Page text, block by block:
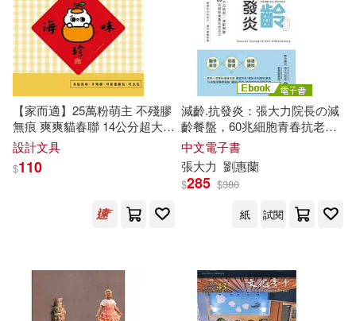
【家而適】25萬粉萌主 不殘膠
無痕 爽爽貓春聯 14公分超大張
2025蛇年春聯 全系列共6款 山
珍海味
設計文具
$110
減齡.抗發炎：張大力院長の減
齡餐盤，60兆細胞青春抗老活
力 (電子書)
中文電子書
張大力 劉惠蘭
$285 $380
紙
試閱